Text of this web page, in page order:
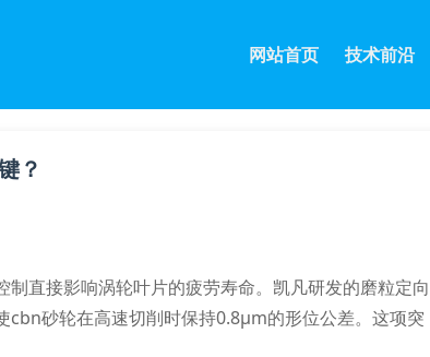
网站首页 技术前沿
？
直接影响涡轮叶片的疲劳寿命。凯凡研发的磨粒定向
砂轮在高速切削时保持0.8μm的形位公差。这项突